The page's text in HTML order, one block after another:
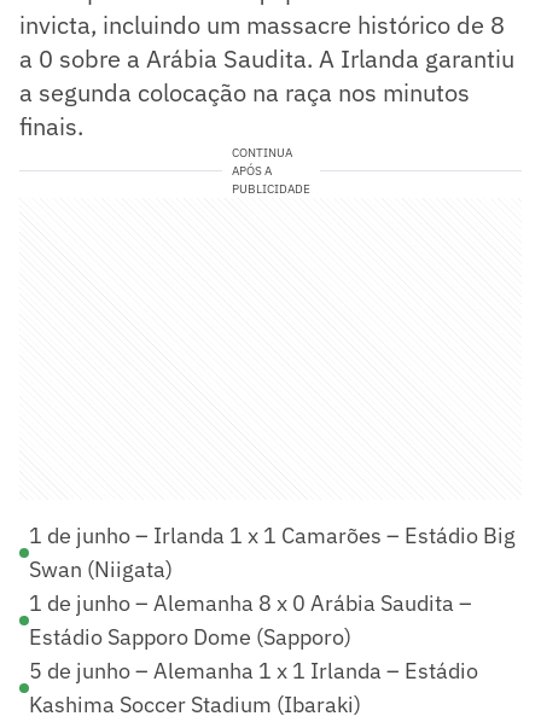
invicta, incluindo um massacre histórico de 8
a 0 sobre a Arábia Saudita. A Irlanda garantiu
a segunda colocação na raça nos minutos
finais.
CONTINUA
APÓS A
PUBLICIDADE
1 de junho – Irlanda 1 x 1 Camarões – Estádio Big
Swan (Niigata)
1 de junho – Alemanha 8 x 0 Arábia Saudita –
Estádio Sapporo Dome (Sapporo)
5 de junho – Alemanha 1 x 1 Irlanda – Estádio
Kashima Soccer Stadium (Ibaraki)